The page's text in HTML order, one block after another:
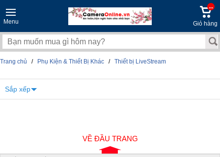
Menu
...
Giỏ hàng
Trang chủ / Phụ Kiện & Thiết Bị Khác / Thiết bị LiveStream
Sắp xếp
VỀ ĐẦU TRANG